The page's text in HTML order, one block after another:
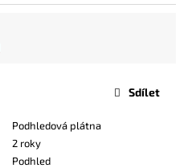
Podhledová plátna
2 roky
Podhled
Sdílet